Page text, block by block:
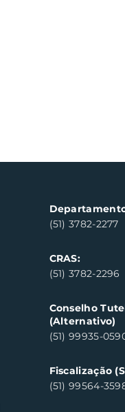
(51) 3782-2277
CRAS:
(51) 3782-2296
Conselho
(Alternativo)
(51) 99935-
Fiscalização
(51) 99564-